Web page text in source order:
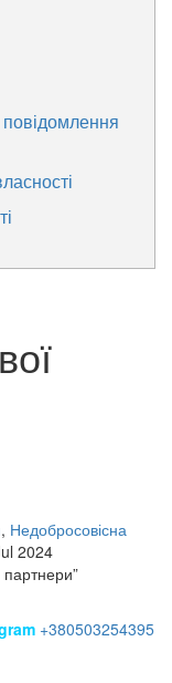
, Недобросовісна
2024
партнери”
+380503254395